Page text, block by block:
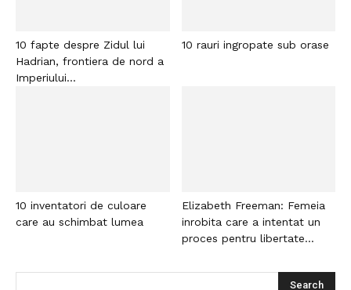
10 fapte despre Zidul lui
Hadrian, frontiera de nord a
Imperiului...
10 rauri ingropate sub orase
10 inventatori de culoare
care au schimbat lumea
Elizabeth Freeman: Femeia
inrobita care a intentat un
proces pentru libertate...